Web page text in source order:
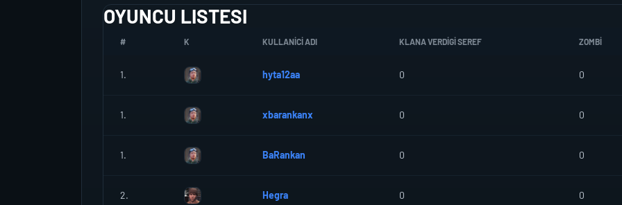
OYUNCU LISTESI
# K KULLANICI ADI KLANA VERDIGI SEREF ZOMBI
1. hyta12aa 0 0
1. xbarankanx 0 0
1. BaRankan 0 0
2. Hegra 0 0